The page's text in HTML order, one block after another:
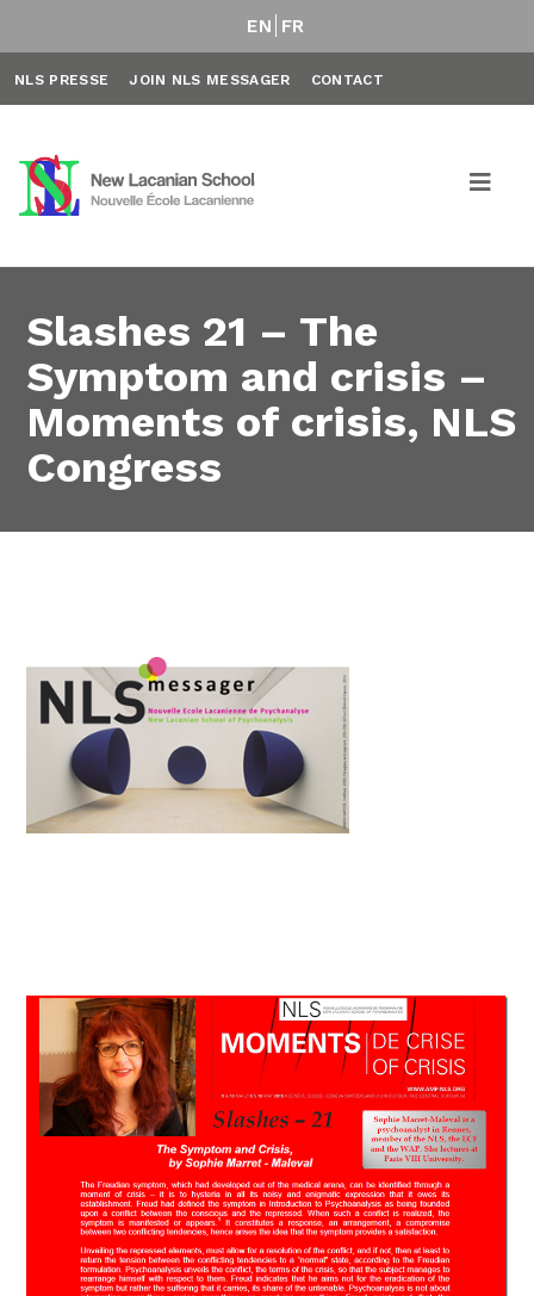
EN FR
NLS PRESSE JOIN NLS MESSAGER CONTACT
Slashes 21 – The
Symptom and crisis –
Moments of crisis, NLS
Congress